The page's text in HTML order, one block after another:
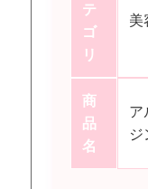
テ
ゴ
リ
美
商
品
名
ア
ジ